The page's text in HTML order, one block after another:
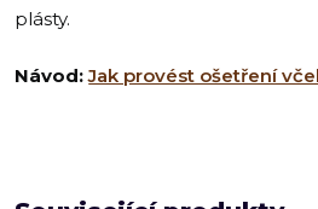
plásty.
Návod: Jak provést ošetření